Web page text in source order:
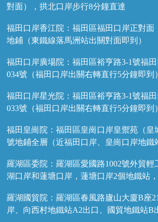
對面），拱北口岸步行8分鐘直達
福田口岸香江院：福田區福田口岸正對面
地鋪（東鐵線落馬洲站出關對面即到）
福田口岸廣場院：福田區裕亨路3-1號福
034號（福田口岸出關右轉直行5分鐘即到）
福田口岸星光院：福田區裕亨路3-1號福
033號（福田口岸出關右轉直行5分鐘即到）
福田皇崗院：福田區皇崗口岸皇禦苑（皇
號地鋪全層（近福田口岸、皇崗口岸地鐵
羅湖區委院：羅湖區愛國路1002號外貿輕
湖口岸和蓮塘口岸，蓮塘口岸2個地鐵站
羅湖國貿院：羅湖區春風路廬山大廈B座
岸、向西村地鐵站A2出口、國貿地鐵站B